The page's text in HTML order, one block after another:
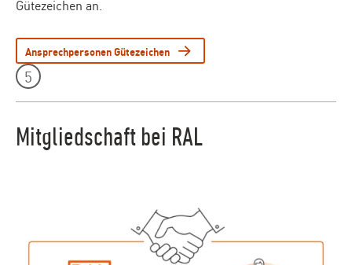
Gütezeichen an.
Ansprechpersonen Gütezeichen
Leistungen Teaser - Element 5
5
Mitgliedschaft bei RAL